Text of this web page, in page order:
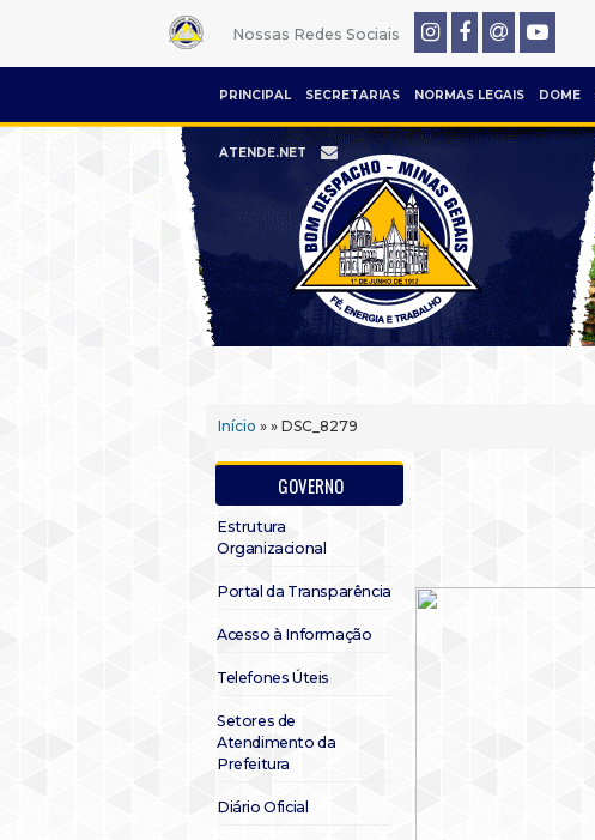
Nossas Redes Sociais
PRINCIPAL SECRETARIAS NORMAS LEGAIS DOME
ATENDE.NET
Início » » DSC_8279
GOVERNO
Estrutura
Organizacional
Portal da Transparência
Acesso à Informação
Telefones Úteis
Setores de
Atendimento da
Prefeitura
Diário Oficial